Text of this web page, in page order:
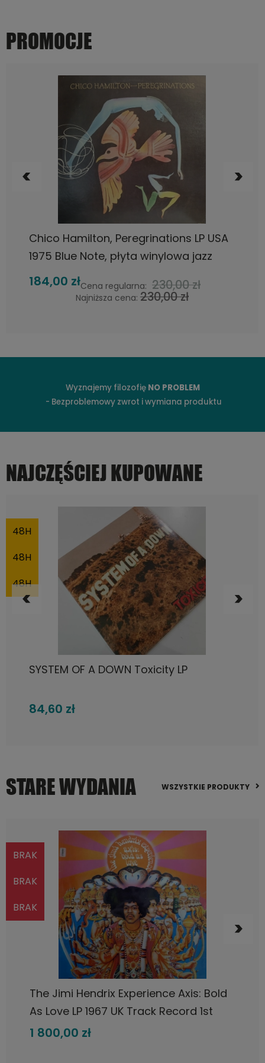
PROMOCJE
Bob James, One LP USA 1974, CTI, płyta
winylowa jazz
208,00 złCena regularna: 260,00 zł
Najniższa cena: 260,00 zł
DO KOSZYKA
Wyznajemy filozofię NO PROBLEM
- Bezproblemowy zwrot i wymiana produktu
NAJCZĘŚCIEJ KUPOWANE
Fleetwood Mac, Rumours LP
105,72 zł
DO KOSZYKA
WSZYSTKIE PRODUKTY
STARE WYDANIA
The Jimi Hendrix Experience Axis: Bold
As Love LP 1967 UK Track Record 1st
stereo
1 800,00 zł
POWIADOM O DOSTĘPNOŚCI
BRAK
BRAK
BRAK